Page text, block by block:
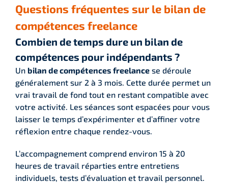
Questions fréquentes sur le bilan de
compétences freelance
Combien de temps dure un bilan de
compétences pour indépendants ?
Un bilan de compétences freelance se déroule
généralement sur 2 à 3 mois. Cette durée permet un
vrai travail de fond tout en restant compatible avec
votre activité. Les séances sont espacées pour vous
laisser le temps d’expérimenter et d’affiner votre
réflexion entre chaque rendez-vous.
L’accompagnement comprend environ 15 à 20
heures de travail réparties entre entretiens
individuels, tests d’évaluation et travail personnel.